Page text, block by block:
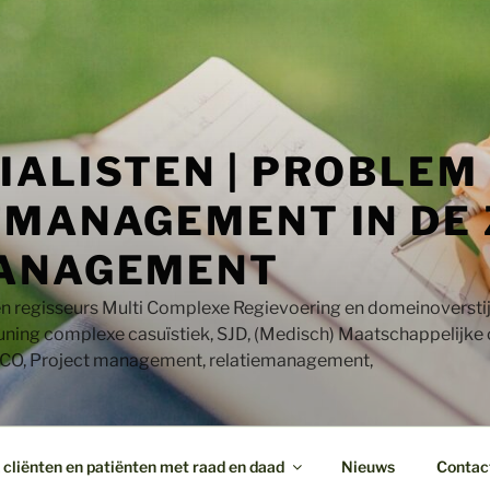
| PROBLEM
IN DE
regisseurs Multi Complexe Regievoering en
complexe casuïstiek, SJD, (Medisch) Maatschappelijke
Project management, relatiemanagement,
en patiënten met raad en daad Nieuws